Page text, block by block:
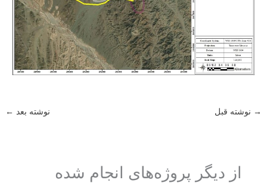
→ نوشته قبل نوشته بعد ←
از دیگر پروژه‌های انجام شده